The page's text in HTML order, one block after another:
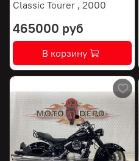
Classic Tourer , 2000
465000 руб
В корзину